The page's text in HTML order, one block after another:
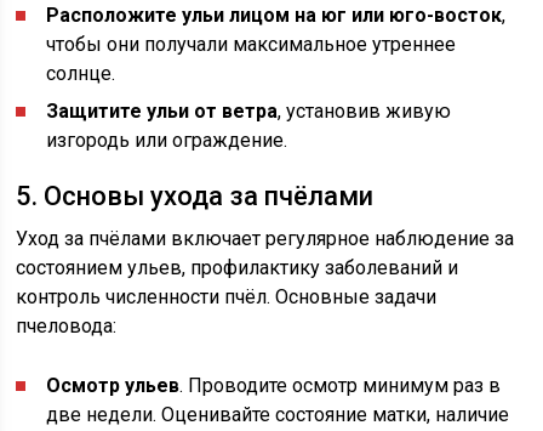
Расположите ульи лицом на юг или юго-восток,
чтобы они получали максимальное утреннее
солнце.
Защитите ульи от ветра, установив живую
изгородь или ограждение.
5. Основы ухода за пчёлами
Уход за пчёлами включает регулярное наблюдение за
состоянием ульев, профилактику заболеваний и
контроль численности пчёл. Основные задачи
пчеловода:
Осмотр ульев. Проводите осмотр минимум раз в
две недели. Оценивайте состояние матки, наличие